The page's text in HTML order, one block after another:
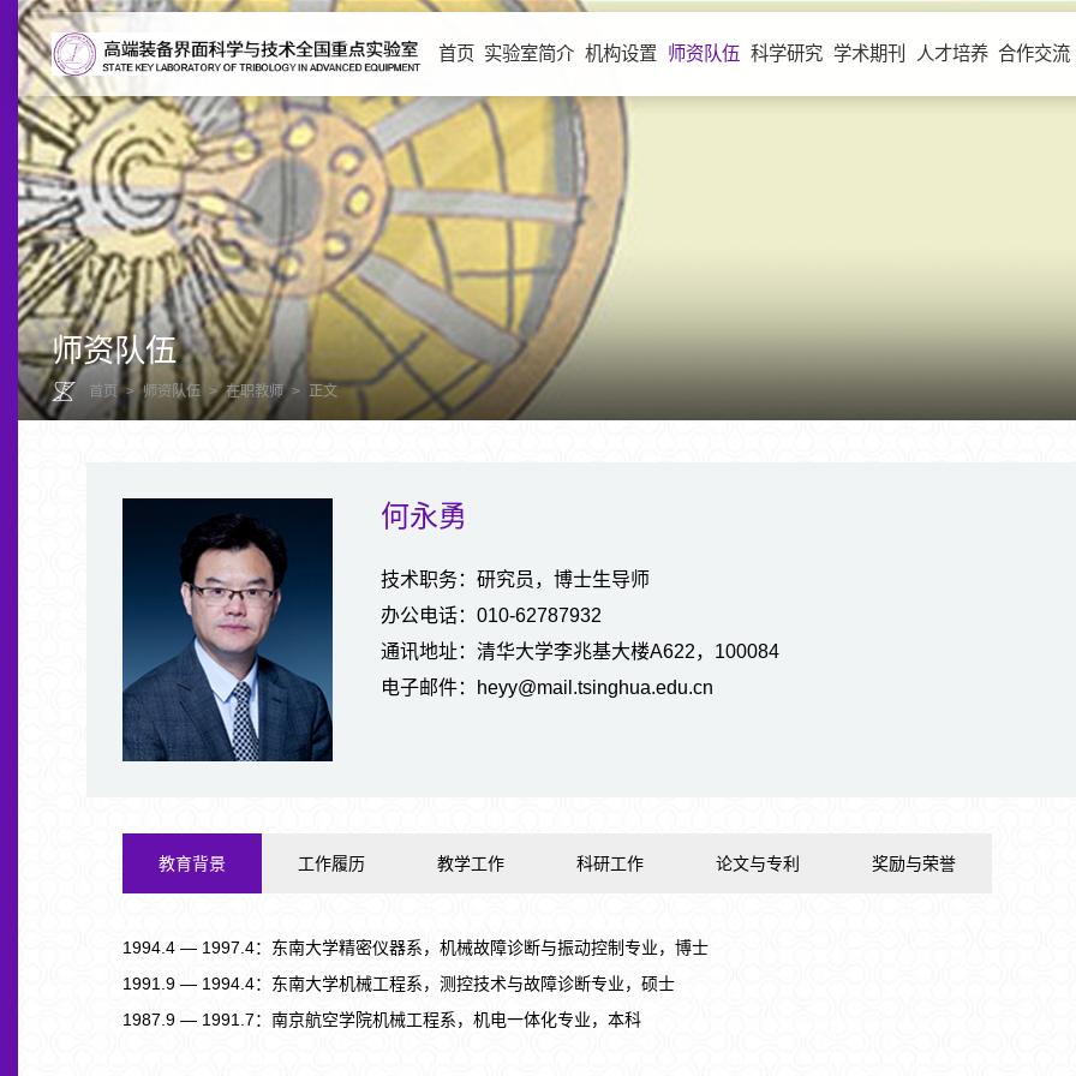
首页 实验室简介 机构设置 师资队伍 科学研究 学术期刊 人才培养 合作交流
师资队伍
首页 > 师资队伍 > 在职教师 > 正文
何永勇
技术职务：研究员，博士生导师
办公电话：010-62787932
通讯地址：清华大学李兆基大楼A622，100084
电子邮件：heyy@mail.tsinghua.edu.cn
教育背景 工作履历 教学工作 科研工作 论文与专利 奖励与荣誉
1994.4 — 1997.4：东南大学精密仪器系，机械故障诊断与振动控制专业，博士
1991.9 — 1994.4：东南大学机械工程系，测控技术与故障诊断专业，硕士
1987.9 — 1991.7：南京航空学院机械工程系，机电一体化专业，本科